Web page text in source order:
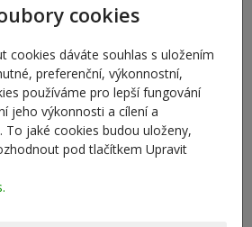
nabízí profesionální ochranu balíků
zahrnuje…
cookies
cookies dáváte souhlas s uložením
preferenční, výkonnostní,
používáme pro lepší fungování
jeho výkonnosti a cílení a
To jaké cookies budou uloženy,
pod tlačítkem Upravit